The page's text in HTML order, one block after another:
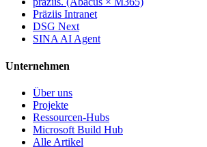
Präziis Intranet
DSG Next
SINA AI Agent
Unternehmen
Über uns
Projekte
Ressourcen-Hubs
Microsoft Build Hub
Alle Artikel